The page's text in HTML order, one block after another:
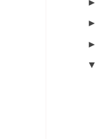
►
►
▼